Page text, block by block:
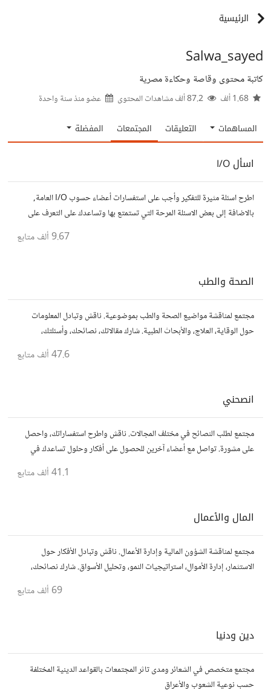
الرئيسية
Salwa_sayed
كاتبة محتوى وقاصة وحكاءة مصرية
عضو منذسنة واحدة
المساهمات التعليقات المجتمعات المفضلة
اسأل I/O
اطرح اسئلة مثيرة للتفكير وأجب على استفسارات أعضاء حسوب I/O العامة,
بالاضافة إلى بعض الاسئلة المرحة التي تستمتع بها وتساعدك على التعرف على
9.67 ألف متابع
الصحة والطب
مجتمع لمناقشة مواضيع الصحة والطب بموضوعية. ناقش وتبادل المعلومات
حول الوقاية، العلاج، والأبحاث الطبية. شارك مقالاتك، نصائحك، وأسئلتك،
47.6 ألف متابع
انصحني
مجتمع لطلب النصائح في مختلف المجالات. ناقش واطرح استفساراتك، واحصل
على مشورة. تواصل مع أعضاء آخرين للحصول على أفكار وحلول تساعدك في
41.1 ألف متابع
المال والأعمال
مجتمع لمناقشة الشؤون المالية وإدارة الأعمال. ناقش وتبادل الأفكار حول
الاستثمار، إدارة الأموال، استراتيجيات النمو، وتحليل الأسواق. شارك نصائحك،
69 ألف متابع
دين ودنيا
مجتمع متخصص في الشعائر ومدى تاثر المجتمعات بالقواعد الدينية المختلفة
حسب نوعية الشعوب والأعراق